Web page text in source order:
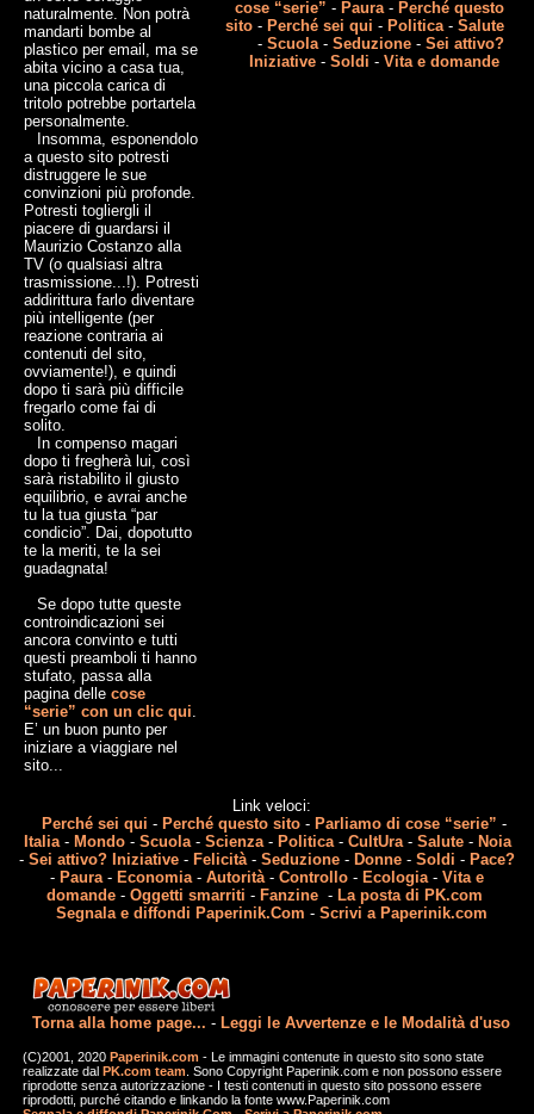
naturalmente. Non potrà
mandarti bombe al
plastico per email, ma se
abita vicino a casa tua,
una piccola carica di
tritolo potrebbe portartela
personalmente.
Insomma, esponendolo
a questo sito potresti
distruggere le sue
convinzioni più profonde.
Potresti togliergli il
piacere di guardarsi il
Maurizio Costanzo alla
TV (o qualsiasi altra
trasmissione...!). Potresti
addirittura farlo diventare
più intelligente (per
reazione contraria ai
contenuti del sito,
ovviamente!), e quindi
dopo ti sarà più difficile
fregarlo come fai di
solito.
In compenso magari
dopo ti fregherà lui, così
sarà ristabilito il giusto
equilibrio, e avrai anche
tu la tua giusta “par
condicio”. Dai, dopotutto
te la meriti, te la sei
guadagnata!
Se dopo tutte queste
controindicazioni sei
ancora convinto e tutti
questi preamboli ti hanno
stufato, passa alla
pagina delle cose
“serie” con un clic qui.
E’ un buon punto per
iniziare a viaggiare nel
sito...
cose “serie” - Paura- Perché questo
sito - Perché sei qui - Politica-Salute
-Scuola-Seduzione -Sei attivo?
Iniziative -Soldi -Vita e domande
Link veloci:
Perché sei qui - Perché questo sito- Parliamo di cose “serie” -
Italia - Mondo - Scuola- Scienza- Politica- CultUra - Salute- Noia
- Sei attivo? Iniziative - Felicità- Seduzione - Donne - Soldi - Pace?
- Paura- Economia- Autorità- Controllo - Ecologia- Vita e
domande - Oggetti smarriti - Fanzine - La posta di PK.com
Segnala e diffondi Paperinik.Com - Scrivi a Paperinik.com
Torna alla home page... - Leggi le Avvertenze e le Modalità d'uso
(C)2001, 2020Paperinik.com - Le immagini contenute in questo sito sono state
realizzate dal PK.com team . Sono Copyright Paperinik.com e non possono essere
riprodotte senza autorizzazione - I testi contenuti in questo sito possono essere
riprodotti, purché citando e linkando la fonte www.Paperinik.com